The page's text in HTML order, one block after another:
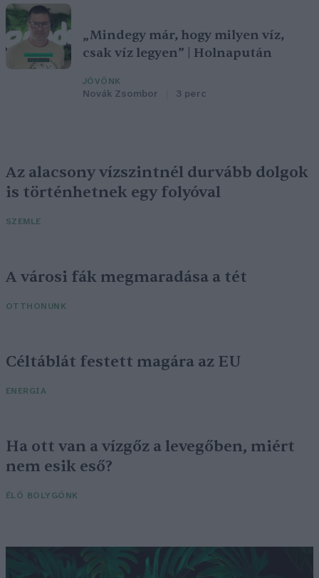
„Mindegy már, hogy milyen víz,
csak víz legyen” | Holnapután
JÖVŐNK
Novák Zsombor 3 perc
Az alacsony vízszintnél durvább dolgok
is történhetnek egy folyóval
SZEMLE
A városi fák megmaradása a tét
OTTHONUNK
Céltáblát festett magára az EU
ENERGIA
Ha ott van a vízgőz a levegőben, miért
nem esik eső?
ÉLŐ BOLYGÓNK